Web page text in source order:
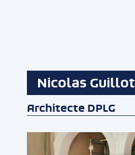
Nicolas Guillot
Architecte DPLG